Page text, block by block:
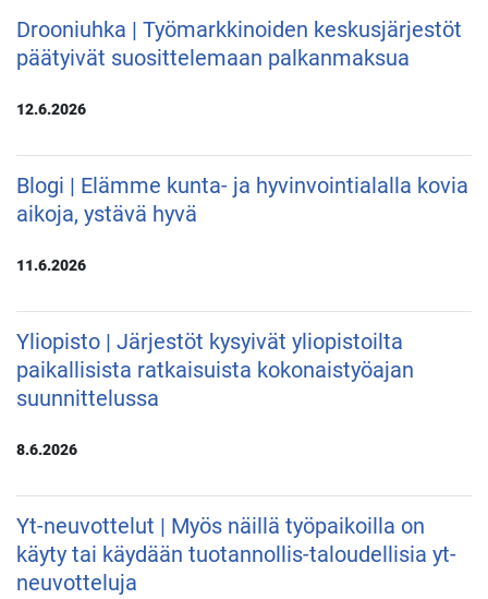
Drooniuhka | Työmarkkinoiden keskusjärjestöt
päätyivät suosittelemaan palkanmaksua
12.6.2026
Blogi | Elämme kunta- ja hyvinvointialalla kovia
aikoja, ystävä hyvä
11.6.2026
Yliopisto | Järjestöt kysyivät yliopistoilta
paikallisista ratkaisuista kokonaistyöajan
suunnittelussa
8.6.2026
Yt-neuvottelut | Myös näillä työpaikoilla on
käyty tai käydään tuotannollis-taloudellisia yt-
neuvotteluja